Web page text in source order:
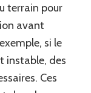
terrain pour
avant
si le
instable, des
Ces